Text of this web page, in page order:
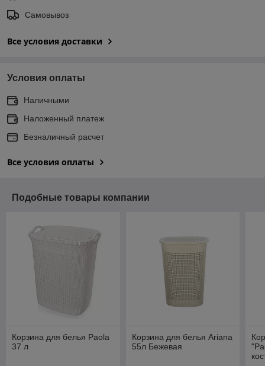
Самовывоз
Все условия доставки
Условия оплаты
Наличными
Наложенный платеж
Безналичный расчет
Все условия оплаты
Подобные товары компании
Корзина для белья Paola
37 л
Корзина для белья Ariana
55л Бежевая